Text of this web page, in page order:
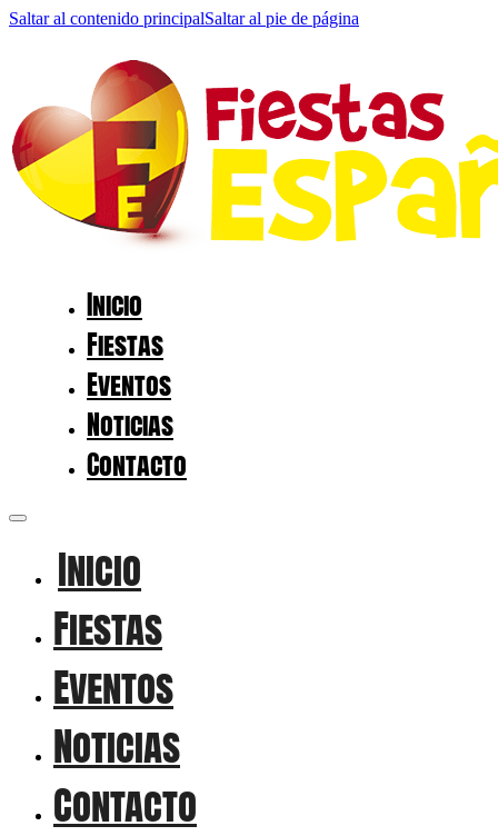
Saltar al contenido principalSaltar al pie de página
Inicio
Fiestas
Eventos
Noticias
Contacto
Inicio
Fiestas
Eventos
Noticias
Contacto